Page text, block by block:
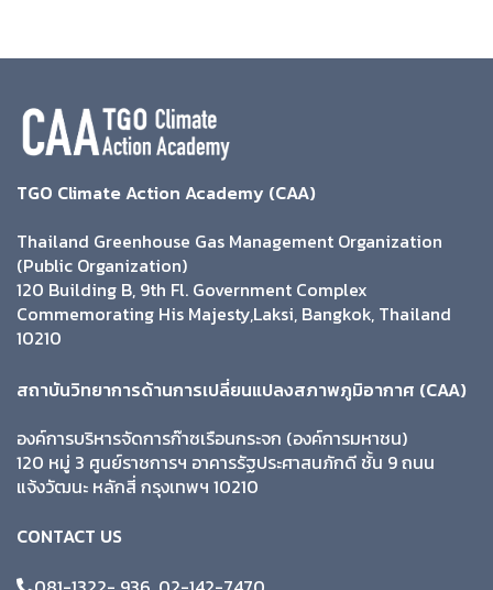
TGO Climate Action Academy (CAA)
Thailand Greenhouse Gas Management Organization
(Public Organization)
120 Building B, 9th Fl. Government Complex
Commemorating His Majesty,Laksi, Bangkok, Thailand
10210
สถาบันวิทยาการด้านการเปลี่ยนแปลงสภาพภูมิอากาศ (CAA)
องค์การบริหารจัดการก๊าซเรือนกระจก (องค์การมหาชน)
120 หมู่ 3 ศูนย์ราชการฯ อาคารรัฐประศาสนภักดี ชั้น 9 ถนน
แจ้งวัฒนะ หลักสี่ กรุงเทพฯ 10210
CONTACT US